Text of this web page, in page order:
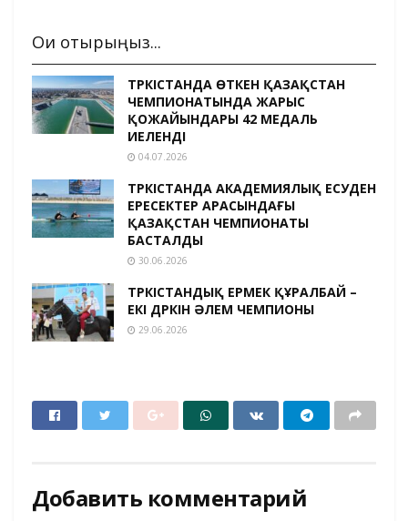
Оқи отырыңыз...
ТҮРКІСТАНДА ӨТКЕН ҚАЗАҚСТАН
ЧЕМПИОНАТЫНДА ЖАРЫС
ҚОЖАЙЫНДАРЫ 42 МЕДАЛЬ
ИЕЛЕНДІ
04.07.2026
ТҮРКІСТАНДА АКАДЕМИЯЛЫҚ ЕСУДЕН
ЕРЕСЕКТЕР АРАСЫНДАҒЫ
ҚАЗАҚСТАН ЧЕМПИОНАТЫ
БАСТАЛДЫ
30.06.2026
ТҮРКІСТАНДЫҚ ЕРМЕК ҚҰРАЛБАЙ –
ЕКІ ДҮРКІН ӘЛЕМ ЧЕМПИОНЫ
29.06.2026
Добавить комментарий